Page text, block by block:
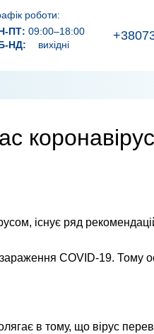
роботи:
ПТ: 09:00–18:00
НД:
вихідні
існує ряд
COVID-19. Тому
в тому, що вірус